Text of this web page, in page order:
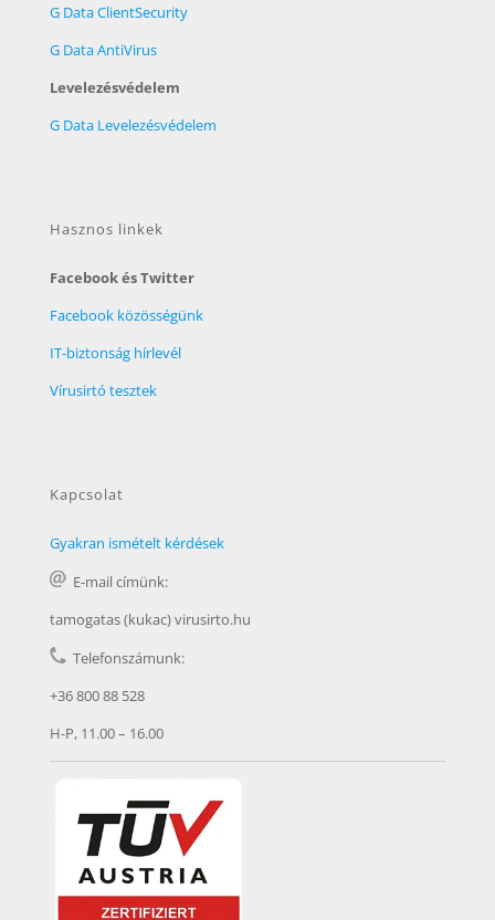
G Data ClientSecurity
G Data AntiVirus
Levelezésvédelem
G Data Levelezésvédelem
Hasznos linkek
Facebook és Twitter
Facebook közösségünk
IT-biztonság hírlevél
Vírusirtó tesztek
Kapcsolat
Gyakran ismételt kérdések
E-mail címünk:
tamogatas (kukac) virusirto.hu
Telefonszámunk:
+36 800 88 528
H-P, 11.00 – 16.00